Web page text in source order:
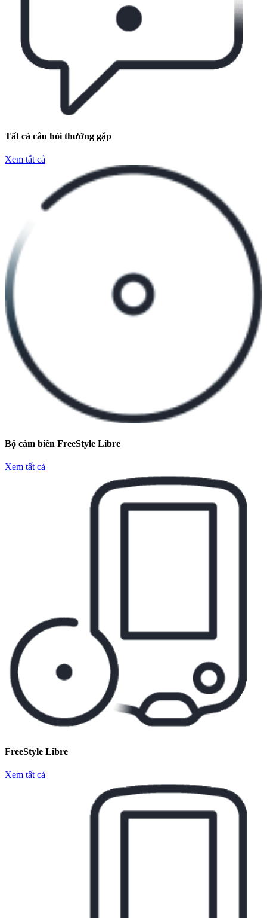
Tất cả câu hỏi thường gặp
Xem tất cả
Bộ cảm biến FreeStyle Libre
Xem tất cả
FreeStyle Libre
Xem tất cả